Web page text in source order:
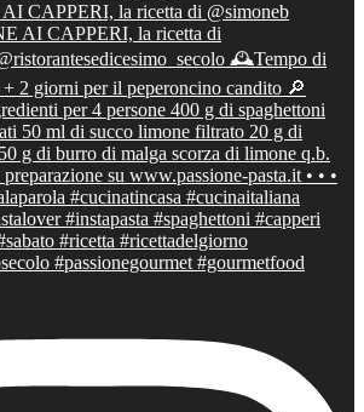
CAPPERI, la ricetta di @simoneb